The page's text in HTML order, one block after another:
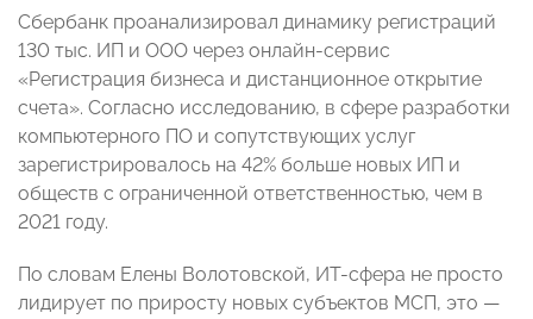
Сбербанк проанализировал динамику регистраций
130 тыс. ИП и ООО через онлайн-сервис
«Регистрация бизнеса и дистанционное открытие
счета». Согласно исследованию, в сфере разработки
компьютерного ПО и сопутствующих услуг
зарегистрировалось на 42% больше новых ИП и
обществ с ограниченной ответственностью, чем в
2021 году.
По словам Елены Волотовской, ИТ-сфера не просто
лидирует по приросту новых субъектов МСП, это —